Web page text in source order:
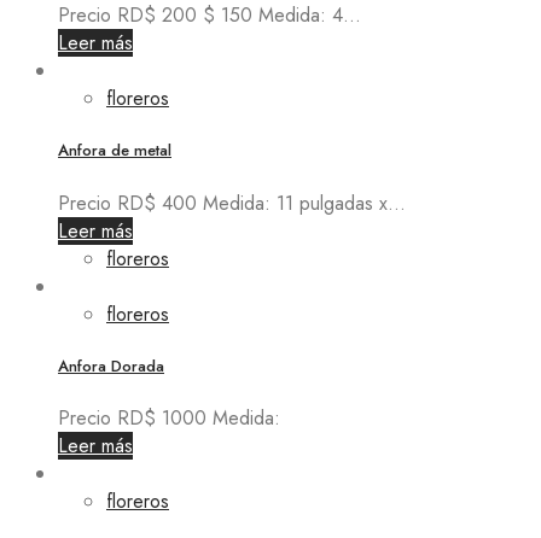
Precio RD$ 200 $ 150 Medida: 4...
Leer más
floreros
Anfora de metal
Precio RD$ 400 Medida: 11 pulgadas x...
Leer más
floreros
floreros
Anfora Dorada
Precio RD$ 1000 Medida:
Leer más
floreros